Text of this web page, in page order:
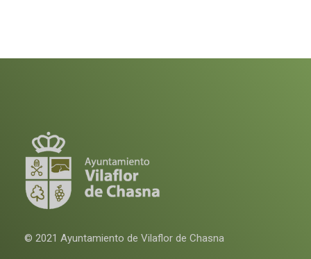
© 2021 Ayuntamiento de Vilaflor de Chasna